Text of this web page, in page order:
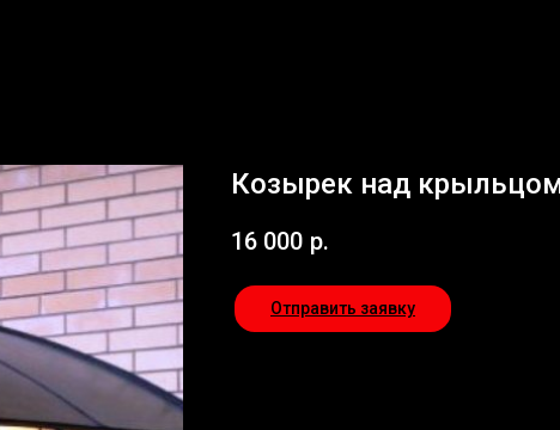
Козырек над
16 000 р.
Отправить заявку